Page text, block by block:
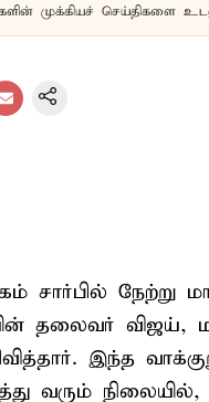
முக்கியச் செய்திகளை
சார்பில் நேற்று
தலைவர் விஜய்,
இந்த
வரும்